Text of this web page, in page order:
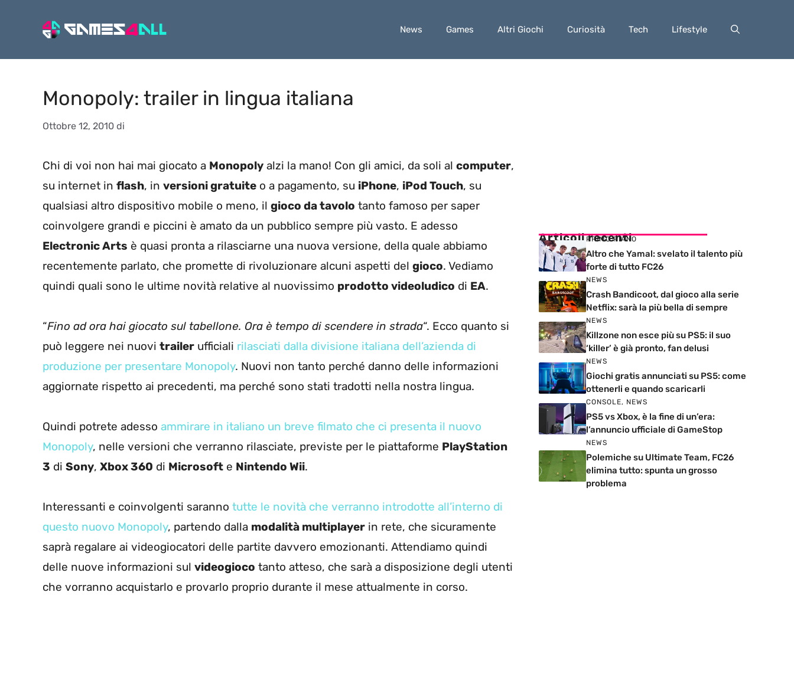
News Games Altri Giochi Curiosità Tech Lifestyle
Monopoly: trailer in lingua italiana
Ottobre 12, 2010 di
Chi di voi non hai mai giocato a Monopoly alzi la mano! Con gli amici, da soli al computer,
su internet in flash, in versioni gratuite o a pagamento, su iPhone, iPod Touch, su
qualsiasi altro dispositivo mobile o meno, il gioco da tavolo tanto famoso per saper
coinvolgere grandi e piccini è amato da un pubblico sempre più vasto. E adesso
Electronic Arts è quasi pronta a rilasciarne una nuova versione, della quale abbiamo
recentemente parlato, che promette di rivoluzionare alcuni aspetti del gioco. Vediamo
quindi quali sono le ultime novità relative al nuovissimo prodotto videoludico di EA.
“Fino ad ora hai giocato sul tabellone. Ora è tempo di scendere in strada“. Ecco quanto si
può leggere nei nuovi trailer ufficiali rilasciati dalla divisione italiana dell’azienda di
produzione per presentare Monopoly. Nuovi non tanto perché danno delle informazioni
aggiornate rispetto ai precedenti, ma perché sono stati tradotti nella nostra lingua.
Quindi potrete adesso ammirare in italiano un breve filmato che ci presenta il nuovo
Monopoly, nelle versioni che verranno rilasciate, previste per le piattaforme PlayStation
3 di Sony, Xbox 360 di Microsoft e Nintendo Wii.
Interessanti e coinvolgenti saranno tutte le novità che verranno introdotte all’interno di
questo nuovo Monopoly, partendo dalla modalità multiplayer in rete, che sicuramente
saprà regalare ai videogiocatori delle partite davvero emozionanti. Attendiamo quindi
delle nuove informazioni sul videogioco tanto atteso, che sarà a disposizione degli utenti
che vorranno acquistarlo e provarlo proprio durante il mese attualmente in corso.
Articoli recenti
PRIMO PIANO
Altro che Yamal: svelato il talento più
forte di tutto FC26
NEWS
Crash Bandicoot, dal gioco alla serie
Netflix: sarà la più bella di sempre
NEWS
Killzone non esce più su PS5: il suo
‘killer’ è già pronto, fan delusi
NEWS
Giochi gratis annunciati su PS5: come
ottenerli e quando scaricarli
CONSOLE, NEWS
PS5 vs Xbox, è la fine di un’era:
l’annuncio ufficiale di GameStop
NEWS
Polemiche su Ultimate Team, FC26
elimina tutto: spunta un grosso
problema